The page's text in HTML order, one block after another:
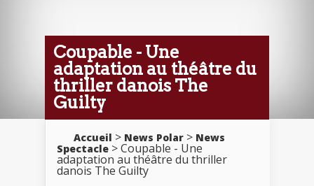
Coupable - Une
adaptation au théâtre du
thriller danois The
Guilty
Accueil > News Polar > News
Spectacle > Coupable - Une
adaptation au théâtre du thriller
danois The Guilty